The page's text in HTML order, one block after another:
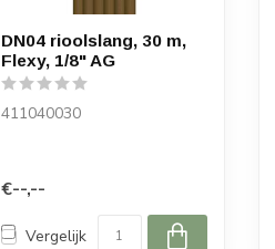
DN04 rioolslang, 30 m,
Flexy, 1/8" AG
411040030
€--,--
Vergelijk